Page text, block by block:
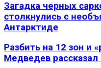
Загадка черных
столкнулись с
Антарктиде
Разбить на 12 зон и
Медведев рассказал